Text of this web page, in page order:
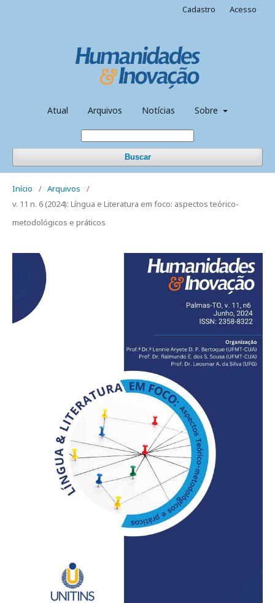
Atual Arquivos Notícias Sobre
Buscar
Cadastro Acesso
Início / Arquivos
/
v. 11 n. 6 (2024): Língua e Literatura em foco: aspectos teórico-
metodológicos e práticos